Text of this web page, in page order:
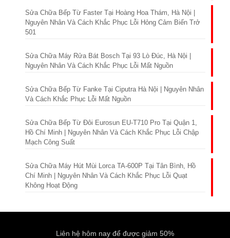
Sửa Chữa Bếp Từ Faster Tại Hoàng Hoa Thám, Hà Nội |
Nguyên Nhân Và Cách Khắc Phục Lỗi Hỏng Cảm Biến Trở
501
Sửa Chữa Máy Rửa Bát Bosch Tại 93 Lò Đúc, Hà Nội |
Nguyên Nhân Và Cách Khắc Phục Lỗi Mất Nguồn
Sửa Chữa Bếp Từ Fanke Tại Ciputra Hà Nội | Nguyên Nhân
Và Cách Khắc Phục Lỗi Mất Nguồn
Sửa Chữa Bếp Từ Đôi Eurosun EU-T710 Pro Tại Quận 1,
Hồ Chí Minh | Nguyên Nhân Và Cách Khắc Phục Lỗi Chập
Mạch Công Suất
Sửa Chữa Máy Hút Mùi Lorca TA-600P Tại Tân Bình, Hồ
Chí Minh | Nguyên Nhân Và Cách Khắc Phục Lỗi Quạt
Không Hoạt Động
Liên hệ hôm nay để được giảm 50%